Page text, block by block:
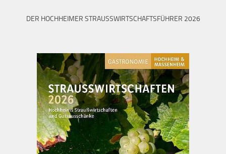
DER HOCHHEIMER STRAUSSWIRTSCHAFTSFÜHRER 2026